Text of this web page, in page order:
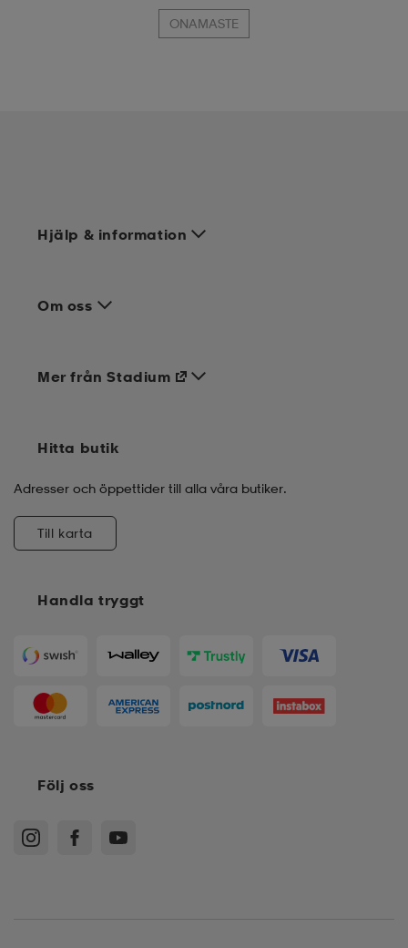
ONAMASTE
Hjälp & information
Om oss
Handla tryggt
Mer från Stadium
Hitta butik
Adresser och öppettider till alla våra butiker.
Till karta
Följ oss